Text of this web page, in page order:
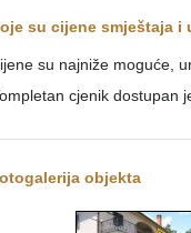
su cijene smještaja i
su najniže moguće,
cjenik dostupan
objekta